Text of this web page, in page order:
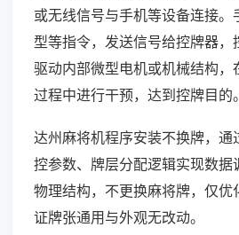
或无线信号与手机等设备连接。
型等指令，发送信号给控牌器，
驱动内部微型电机或机械结构，
过程中进行干预，达到控牌目的。
达州麻将机程序安装不换牌，通
控参数、牌层分配逻辑实现数据
物理结构，不更换麻将牌，仅优
证牌张通用与外观无改动。